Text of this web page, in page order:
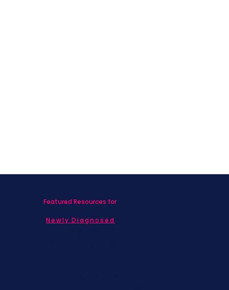
Featured Resources for
Newly Diagnosed